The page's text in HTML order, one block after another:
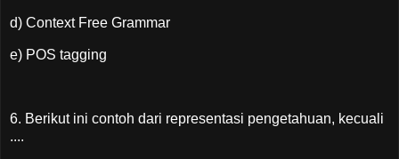
d) Context Free Grammar
e) POS tagging
6. Berikut ini contoh dari representasi pengetahuan, kecuali
....